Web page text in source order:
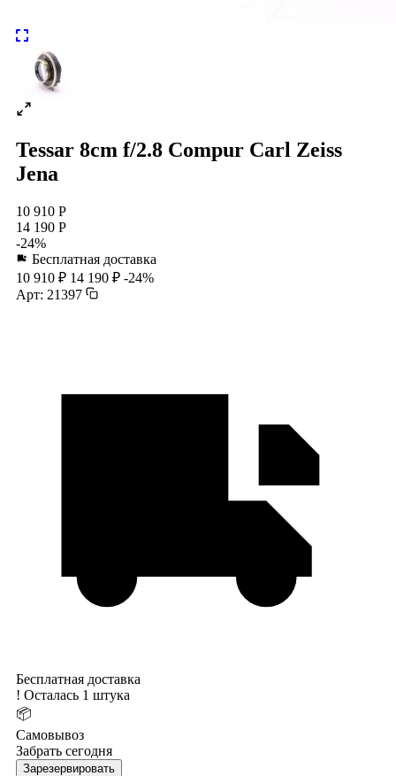
Tessar 8cm f/2.8 Compur Carl Zeiss
Jena
10 910 Р
14 190 Р
-24%
Бесплатная доставка
10 910 ₽ 14 190 ₽ -24%
Арт: 21397
Бесплатная доставка
! Осталась 1 штука
📦
Самовывоз
Забрать сегодня
Зарезервировать